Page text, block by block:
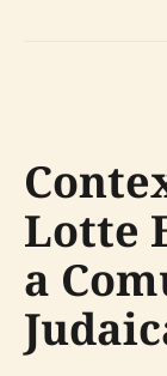
Lotte
a